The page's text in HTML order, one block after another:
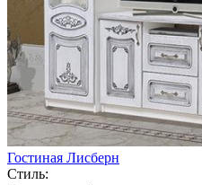
Гостиная Лисберн
Стиль: